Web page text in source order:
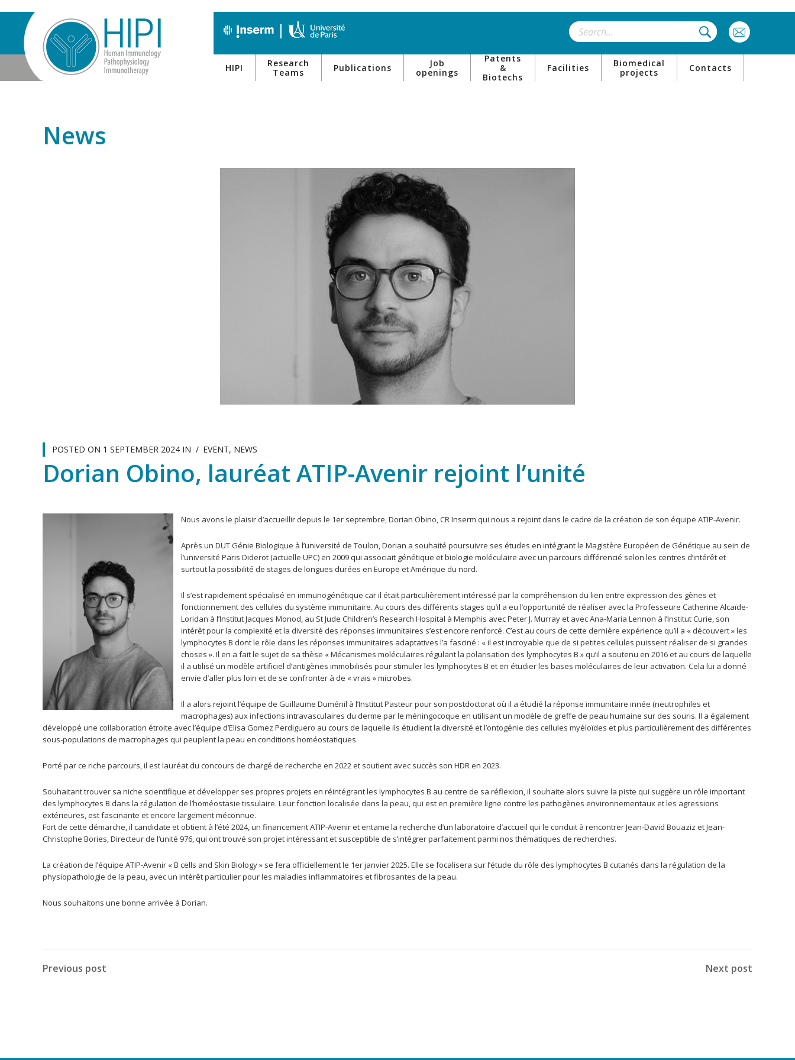
HIPI
Research
Teams
Publications
Job
openings
Patents
&
Biotechs
Facilities
Biomedical
projects
Contacts
News
POSTED ON 1 SEPTEMBER 2024 IN EVENT, NEWS
Dorian Obino, lauréat ATIP-Avenir rejoint l’unité
Nous avons le plaisir d’accueillir depuis le 1er septembre, Dorian Obino, CR Inserm qui nous a rejoint dans le cadre de la création de son équipe ATIP-Avenir.
Après un DUT Génie Biologique à l’université de Toulon, Dorian a souhaité poursuivre ses études en intégrant le Magistère Européen de Génétique au sein de
l’université Paris Diderot (actuelle UPC) en 2009 qui associait génétique et biologie moléculaire avec un parcours différencié selon les centres d’intérêt et
surtout la possibilité de stages de longues durées en Europe et Amérique du nord.
Il s’est rapidement spécialisé en immunogénétique car il était particulièrement intéressé par la compréhension du lien entre expression des gènes et
fonctionnement des cellules du système immunitaire. Au cours des différents stages qu’il a eu l’opportunité de réaliser avec la Professeure Catherine Alcaïde-
Loridan à l’Institut Jacques Monod, au St Jude Children’s Research Hospital à Memphis avec Peter J. Murray et avec Ana-Maria Lennon à l’Institut Curie, son
intérêt pour la complexité et la diversité des réponses immunitaires s’est encore renforcé. C’est au cours de cette dernière expérience qu’il a « découvert » les
lymphocytes B dont le rôle dans les réponses immunitaires adaptatives l’a fasciné : « il est incroyable que de si petites cellules puissent réaliser de si grandes
choses ». Il en a fait le sujet de sa thèse « Mécanismes moléculaires régulant la polarisation des lymphocytes B » qu’il a soutenu en 2016 et au cours de laquelle
il a utilisé un modèle artificiel d’antigènes immobilisés pour stimuler les lymphocytes B et en étudier les bases moléculaires de leur activation. Cela lui a donné
envie d’aller plus loin et de se confronter à de « vrais » microbes.
Il a alors rejoint l’équipe de Guillaume Duménil à l’Institut Pasteur pour son postdoctorat où il a étudié la réponse immunitaire innée (neutrophiles et
macrophages) aux infections intravasculaires du derme par le méningocoque en utilisant un modèle de greffe de peau humaine sur des souris. Il a également
développé une collaboration étroite avec l’équipe d’Elisa Gomez Perdiguero au cours de laquelle ils étudient la diversité et l’ontogénie des cellules myéloïdes et plus particulièrement des différentes
sous-populations de macrophages qui peuplent la peau en conditions homéostatiques.
Porté par ce riche parcours, il est lauréat du concours de chargé de recherche en 2022 et soutient avec succès son HDR en 2023.
Souhaitant trouver sa niche scientifique et développer ses propres projets en réintégrant les lymphocytes B au centre de sa réflexion, il souhaite alors suivre la piste qui suggère un rôle important
des lymphocytes B dans la régulation de l’homéostasie tissulaire. Leur fonction localisée dans la peau, qui est en première ligne contre les pathogènes environnementaux et les agressions
extérieures, est fascinante et encore largement méconnue.
Fort de cette démarche, il candidate et obtient à l’été 2024, un financement ATIP-Avenir et entame la recherche d’un laboratoire d’accueil qui le conduit à rencontrer Jean-David Bouaziz et Jean-
Christophe Bories, Directeur de l‘unité 976, qui ont trouvé son projet intéressant et susceptible de s’intégrer parfaitement parmi nos thématiques de recherches.
La création de l’équipe ATIP-Avenir « B cells and Skin Biology » se fera officiellement le 1er janvier 2025. Elle se focalisera sur l’étude du rôle des lymphocytes B cutanés dans la régulation de la
physiopathologie de la peau, avec un intérêt particulier pour les maladies inflammatoires et fibrosantes de la peau.
Nous souhaitons une bonne arrivée à Dorian.
Previous post Next post